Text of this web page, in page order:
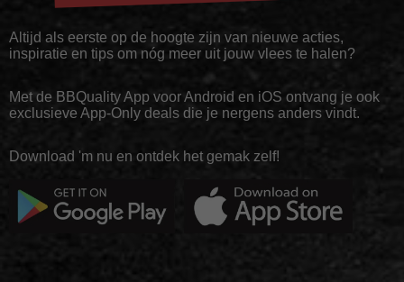
Altijd als eerste op de hoogte zijn van nieuwe acties,
inspiratie en tips om nóg meer uit jouw vlees te halen?
Met de BBQuality App voor Android en iOS ontvang je ook
exclusieve App-Only deals die je nergens anders vindt.
Download 'm nu en ontdek het gemak zelf!